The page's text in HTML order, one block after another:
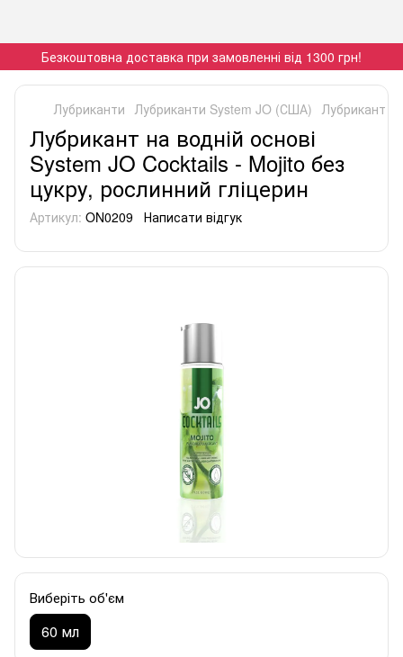
Безкоштовна доставка при замовленні від 1300 грн!
Лубриканти Лубриканти System JO (США) Лубрикант
Лубрикант на водній основі
System JO Cocktails - Mojito без
цукру, рослинний гліцерин
Артикул: ON0209 Написати відгук
Виберіть об'єм
60 мл